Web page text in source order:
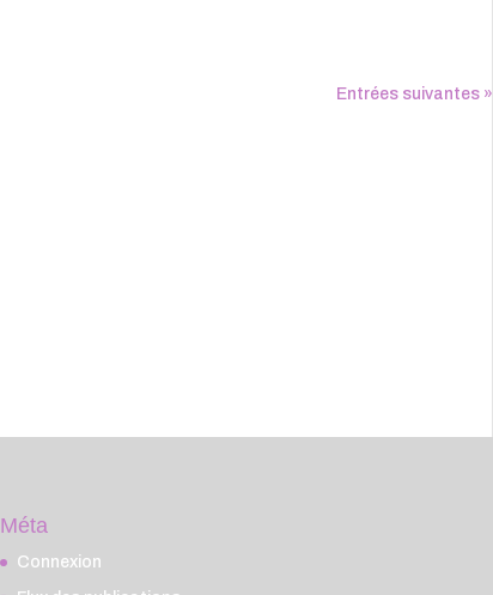
Entrées suivantes »
Méta
Connexion